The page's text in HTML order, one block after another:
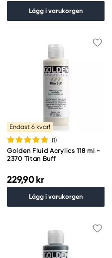
Lägg i varukorgen
Endast 6 kvar!
(1)
Golden Fluid Acrylics 118 ml -
2370 Titan Buff
229,90 kr
Lägg i varukorgen